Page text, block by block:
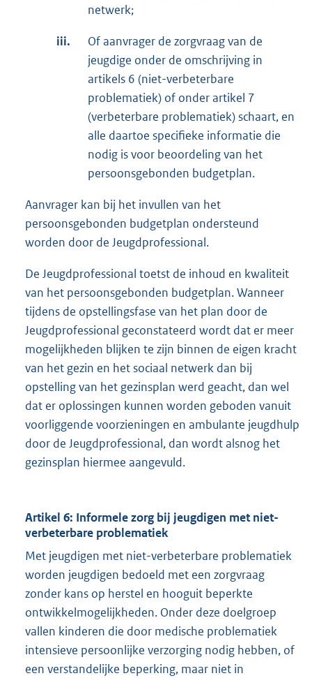
netwerk;
iii.
Of aanvrager de zorgvraag van de
jeugdige onder de omschrijving in
artikels 6 (niet-verbeterbare
problematiek) of onder artikel 7
(verbeterbare problematiek) schaart, en
alle daartoe specifieke informatie die
nodig is voor beoordeling van het
persoonsgebonden budgetplan.
Aanvrager kan bij het invullen van het
persoonsgebonden budgetplan ondersteund
worden door de Jeugdprofessional.
De Jeugdprofessional toetst de inhoud en kwaliteit
van het persoonsgebonden budgetplan. Wanneer
tijdens de opstellingsfase van het plan door de
Jeugdprofessional geconstateerd wordt dat er meer
mogelijkheden blijken te zijn binnen de eigen kracht
van het gezin en het sociaal netwerk dan bij
opstelling van het gezinsplan werd geacht, dan wel
dat er oplossingen kunnen worden geboden vanuit
voorliggende voorzieningen en ambulante jeugdhulp
door de Jeugdprofessional, dan wordt alsnog het
gezinsplan hiermee aangevuld.
Artikel 6: Informele zorg bij jeugdigen met niet-
verbeterbare problematiek
Met jeugdigen met niet-verbeterbare problematiek
worden jeugdigen bedoeld met een zorgvraag
zonder kans op herstel en hooguit beperkte
ontwikkelmogelijkheden. Onder deze doelgroep
vallen kinderen die door medische problematiek
intensieve persoonlijke verzorging nodig hebben, of
een verstandelijke beperking, maar niet in